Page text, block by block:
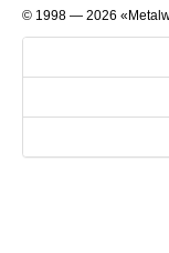
© 1998 — 2026